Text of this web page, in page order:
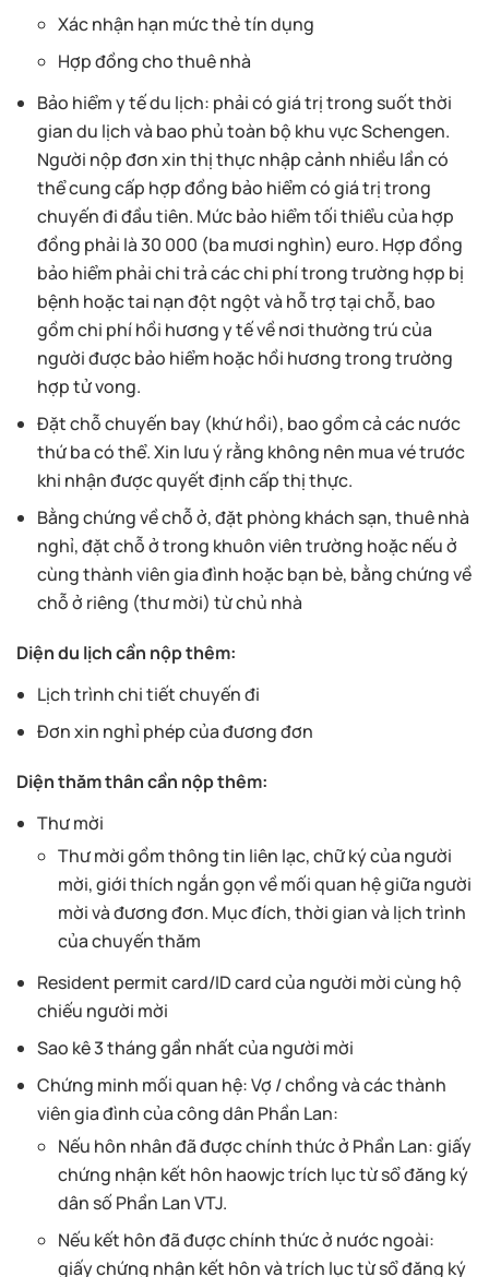
Xác nhận hạn mức thẻ tín dụng
Hợp đồng cho thuê nhà
Bảo hiểm y tế du lịch: phải có giá trị trong suốt thời
gian du lịch và bao phủ toàn bộ khu vực Schengen.
Người nộp đơn xin thị thực nhập cảnh nhiều lần có
thể cung cấp hợp đồng bảo hiểm có giá trị trong
chuyến đi đầu tiên. Mức bảo hiểm tối thiểu của hợp
đồng phải là 30 000 (ba mươi nghìn) euro. Hợp đồng
bảo hiểm phải chi trả các chi phí trong trường hợp bị
bệnh hoặc tai nạn đột ngột và hỗ trợ tại chỗ, bao
gồm chi phí hồi hương y tế về nơi thường trú của
người được bảo hiểm hoặc hồi hương trong trường
hợp tử vong.
Đặt chỗ chuyến bay (khứ hồi), bao gồm cả các nước
thứ ba có thể. Xin lưu ý rằng không nên mua vé trước
khi nhận được quyết định cấp thị thực.
Bằng chứng về chỗ ở, đặt phòng khách sạn, thuê nhà
nghỉ, đặt chỗ ở trong khuôn viên trường hoặc nếu ở
cùng thành viên gia đình hoặc bạn bè, bằng chứng về
chỗ ở riêng (thư mời) từ chủ nhà
Diện du lịch cần nộp thêm:
Lịch trình chi tiết chuyến đi
Đơn xin nghỉ phép của đương đơn
Diện thăm thân cần nộp thêm:
Thư mời
Thư mời gồm thông tin liên lạc, chữ ký của người
mời, giới thích ngắn gọn về mối quan hệ giữa người
mời và đương đơn. Mục đích, thời gian và lịch trình
của chuyến thăm
Resident permit card/ID card của người mời cùng hộ
chiếu người mời
Sao kê 3 tháng gần nhất của người mời
Chứng minh mối quan hệ: Vợ / chồng và các thành
viên gia đình của công dân Phần Lan:
Nếu hôn nhân đã được chính thức ở Phần Lan: giấy
chứng nhận kết hôn haowjc trích lục từ sổ đăng ký
dân số Phần Lan VTJ.
Nếu kết hôn đã được chính thức ở nước ngoài:
giấy chứng nhận kết hôn và trích lục từ sổ đăng ký